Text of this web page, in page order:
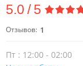
5.0 / 5
Отзывов: 1
Пт : 12:00 - 02:00